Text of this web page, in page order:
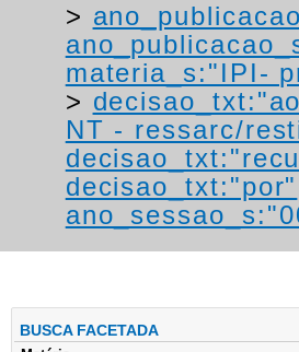
>
materia_s:"IPI-
>
NT - ressarc/
decisao_txt:"por"
BUSCA FACETADA